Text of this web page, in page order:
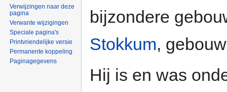
bijzondere
Stokkum,
Hij is en was
Verwijzingen naar deze
pagina
Verwante wijzigingen
Speciale pagina's
Printvriendelijke versie
Permanente koppeling
Paginagegevens